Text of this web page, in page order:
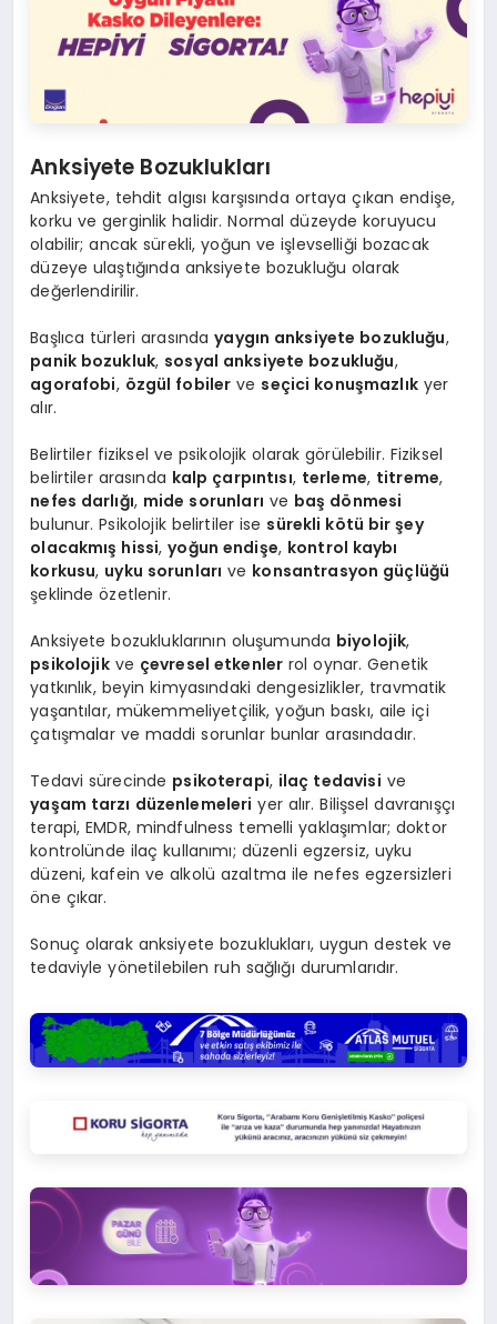
Anksiyete Bozuklukları
Anksiyete, tehdit algısı karşısında ortaya çıkan endişe,
korku ve gerginlik halidir. Normal düzeyde koruyucu
olabilir; ancak sürekli, yoğun ve işlevselliği bozacak
düzeye ulaştığında anksiyete bozukluğu olarak
değerlendirilir.
Başlıca türleri arasındayaygın anksiyete bozukluğu,
panik bozukluk, sosyal anksiyete bozukluğu,
agorafobi, özgül fobiler ve seçici konuşmazlıkyer
alır.
Belirtiler fiziksel ve psikolojik olarak görülebilir. Fiziksel
belirtiler arasında kalp çarpıntısı, terleme, titreme,
nefes darlığı, mide sorunları ve baş dönmesi
bulunur. Psikolojik belirtiler ise sürekli kötü bir şey
olacakmış hissi,yoğun endişe, kontrol kaybı
korkusu, uyku sorunları ve konsantrasyon güçlüğü
şeklinde özetlenir.
Anksiyete bozukluklarının oluşumunda biyolojik,
psikolojikve çevresel etkenler rol oynar. Genetik
yatkınlık, beyin kimyasındaki dengesizlikler, travmatik
yaşantılar, mükemmeliyetçilik, yoğun baskı, aile içi
çatışmalar ve maddi sorunlar bunlar arasındadır.
Tedavi sürecinde psikoterapi, ilaç tedavisi ve
yaşam tarzı düzenlemeleri yer alır. Bilişsel davranışçı
terapi, EMDR, mindfulness temelli yaklaşımlar; doktor
kontrolünde ilaç kullanımı; düzenli egzersiz, uyku
düzeni, kafein ve alkolü azaltma ile nefes egzersizleri
öne çıkar.
Sonuç olarak anksiyete bozuklukları, uygun destek ve
tedaviyle yönetilebilen ruh sağlığı durumlarıdır.